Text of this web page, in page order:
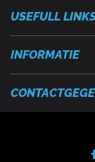
USEFULL
INFORMATIE